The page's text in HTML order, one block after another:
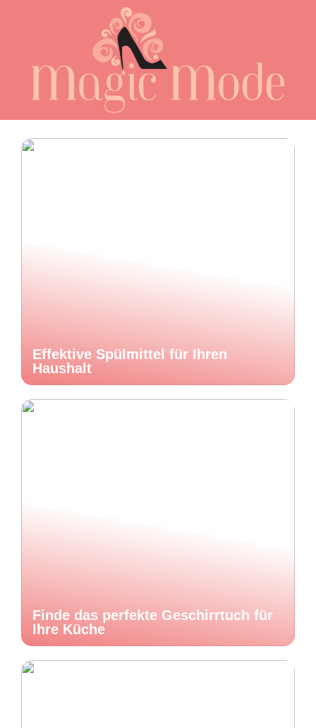
Effektive Spülmittel für Ihren
Haushalt
Finde das perfekte Geschirrtuch für
Ihre Küche